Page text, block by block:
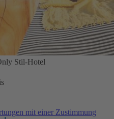
Stil-Hotel
mit einer Zustimmung